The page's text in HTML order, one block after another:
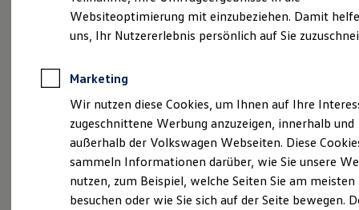
Professional Class bei Volkswagen
Großkunden
Behörden
Anpfiff zum Gewinn
Elektroautos
ID. Tutorials
Elektrofahrzeugkonzepte
Reichweite
Reichweite der ID. Modelle
Reichweite im Winter
Impressum & Rechtliches)
Websiteoptimierung mit einzubeziehen. Damit
uns, Ihr Nutzererlebnis persönlich auf Sie
Marketing
Wir nutzen diese Cookies, um Ihnen auf Ihre
zugeschnittene Werbung anzuzeigen, innerhalb und
außerhalb der Volkswagen Webseiten. Diese
sammeln Informationen darüber, wie Sie unsere
nutzen, zum Beispiel, welche Seiten Sie am meisten
besuchen oder wie Sie sich auf der Seite bewegen.